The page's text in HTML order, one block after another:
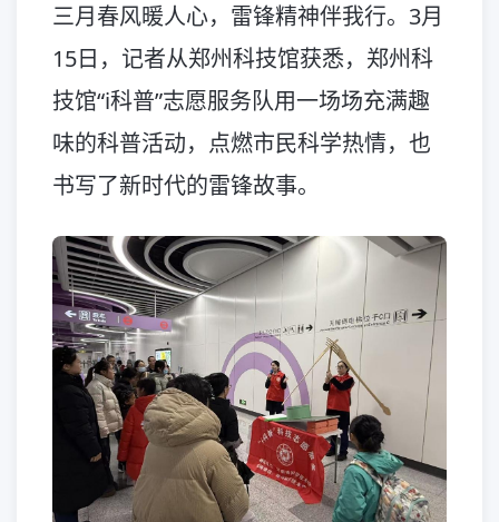
三月春风暖人心，雷锋精神伴我行。3月
15日，记者从郑州科技馆获悉，郑州科
技馆“i科普”志愿服务队用一场场充满趣
味的科普活动，点燃市民科学热情，也
书写了新时代的雷锋故事。